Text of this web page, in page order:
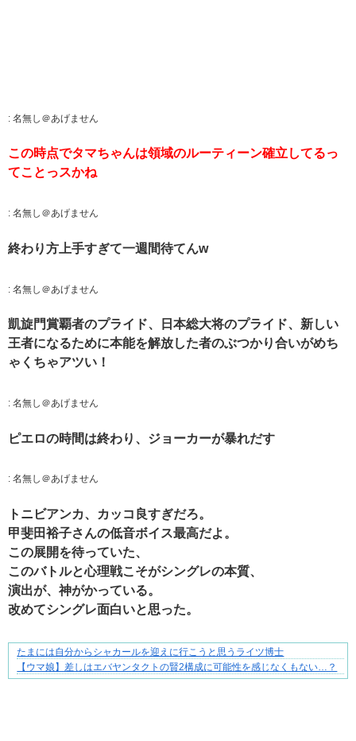
: 名無し＠あげません
この時点でタマちゃんは領域のルーティーン確立してるっ
てことっスかね
: 名無し＠あげません
終わり方上手すぎて一週間待てんw
: 名無し＠あげません
凱旋門賞覇者のプライド、日本総大将のプライド、新しい
王者になるために本能を解放した者のぶつかり合いがめち
ゃくちゃアツい！
: 名無し＠あげません
ピエロの時間は終わり、ジョーカーが暴れだす
: 名無し＠あげません
トニビアンカ、カッコ良すぎだろ。
甲斐田裕子さんの低音ボイス最高だよ。
この展開を待っていた、
このバトルと心理戦こそがシングレの本質、
演出が、神がかっている。
改めてシングレ面白いと思った。
1420gの娘がくれた“生きる力”。
たまには自分からシャカールを迎えに行こうと思うライツ博士
【ウマ娘】差しはエバヤンタクトの賢2構成に可能性を感じなくもない…？